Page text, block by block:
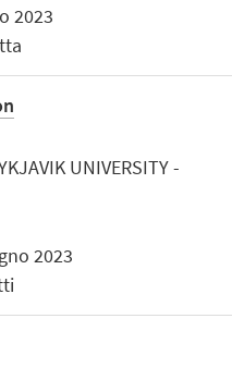
2023
UNIVERSITY -
2023